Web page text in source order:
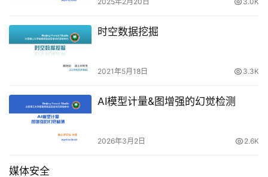
时空数据挖掘
2021年5月18日 3.3K
AI模型计量&图增强的幻觉检测
2026年3月2日 2.6K
媒体安全